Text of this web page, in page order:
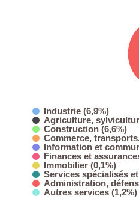
Industrie (6,9%)
Agriculture,
Construction (6,6%)
Commerce,
Information et
Finances et
Immobilier (0,1%)
Services spécialisés
Administration,
Autres services (1,2%)